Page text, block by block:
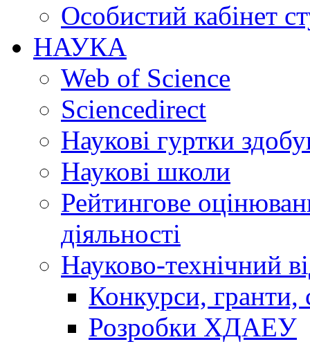
Особистий кабінет
НАУКА
Web of Science
Sciencedirect
Наукові гуртки
Наукові школи
Рейтингове
діяльності
Науково-технічний
Конкурси, гранти,
Розробки ХДАЕУ